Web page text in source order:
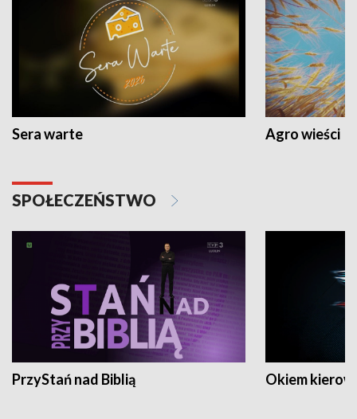
Sera warte Agro wieści
SPOŁECZEŃSTWO
PrzyStań nad Biblią Okiem